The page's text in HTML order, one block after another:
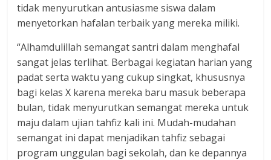
tidak menyurutkan antusiasme siswa dalam
menyetorkan hafalan terbaik yang mereka miliki.
“Alhamdulillah semangat santri dalam menghafal
sangat jelas terlihat. Berbagai kegiatan harian yang
padat serta waktu yang cukup singkat, khususnya
bagi kelas X karena mereka baru masuk beberapa
bulan, tidak menyurutkan semangat mereka untuk
maju dalam ujian tahfiz kali ini. Mudah-mudahan
semangat ini dapat menjadikan tahfiz sebagai
program unggulan bagi sekolah, dan ke depannya